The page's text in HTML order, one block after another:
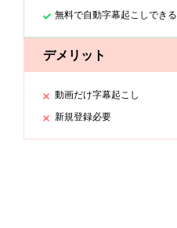
無料で自動字幕起こしできる
デメリット
動画だけ字幕起こし
新規登録必要